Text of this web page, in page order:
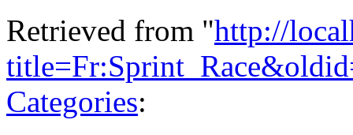
Retrieved from "http://
Categories: